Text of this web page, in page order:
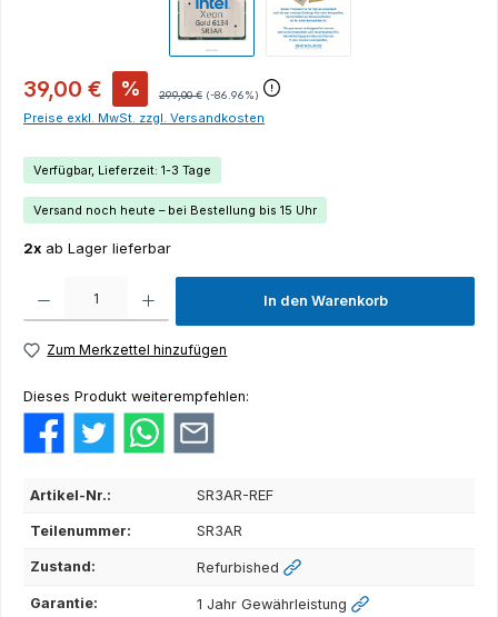
39,00 € % 299,00 € (-86.96%)
Preise exkl. MwSt. zzgl. Versandkosten
Verfügbar, Lieferzeit: 1-3 Tage
Versand noch heute – bei Bestellung bis 15 Uhr
2x ab Lager lieferbar
Produkt Anzahl: Gib den gewünschten Wert ein oder benutze die Schaltflächen um die
In den Warenkorb
Zum Merkzettel hinzufügen
Dieses Produkt weiterempfehlen:
Artikel-Nr.: SR3AR-REF
Teilenummer: SR3AR
Zustand: Refurbished
Garantie: 1 Jahr Gewährleistung